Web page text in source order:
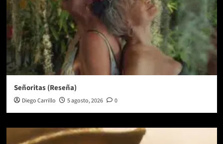
Señoritas (Reseña)
Diego Carrillo 5 agosto, 2026 0